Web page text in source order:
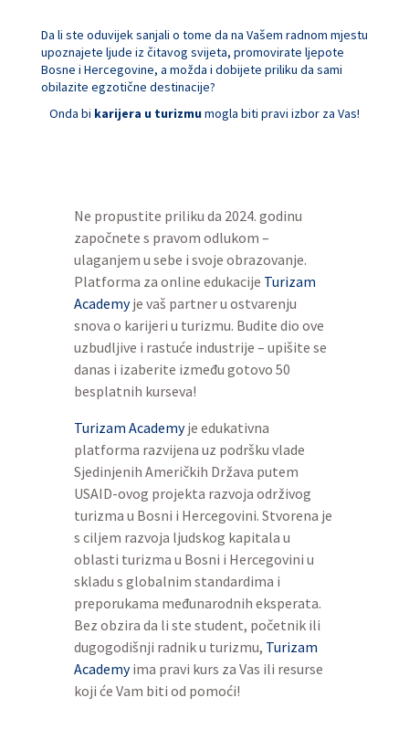
Da li ste oduvijek sanjali o tome da na Vašem radnom mjestu
upoznajete ljude iz čitavog svijeta, promovirate ljepote
Bosne i Hercegovine, a možda i dobijete priliku da sami
obilazite egzotične destinacije?
Onda bi karijera u turizmumogla biti pravi izbor za Vas!
Ne propustite priliku da 2024. godinu
započnete s pravom odlukom –
ulaganjem u sebe i svoje obrazovanje.
Platforma za online edukacije Turizam
Academyje vaš partner u ostvarenju
snova o karijeri u turizmu. Budite dio ove
uzbudljive i rastuće industrije – upišite se
danas i izaberite između gotovo 50
besplatnih kurseva!
Turizam Academyje edukativna
platforma razvijena uz podršku vlade
Sjedinjenih Američkih Država putem
USAID-ovog projekta razvoja održivog
turizma u Bosni i Hercegovini. Stvorena je
s ciljem razvoja ljudskog kapitala u
oblasti turizma u Bosni i Hercegovini u
skladu s globalnim standardima i
preporukama međunarodnih eksperata.
Bez obzira da li ste student, početnik ili
dugogodišnji radnik u turizmu, Turizam
Academyima pravi kurs za Vas ili resurse
koji će Vam biti od pomoći!